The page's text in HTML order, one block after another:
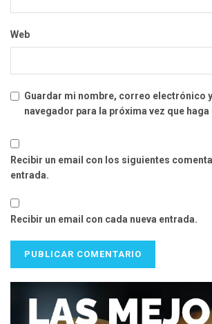
Web
Guardar mi nombre, correo electrónico
navegador para la próxima vez que
Recibir un email con los siguientes
entrada.
Recibir un email con cada nueva entrada.